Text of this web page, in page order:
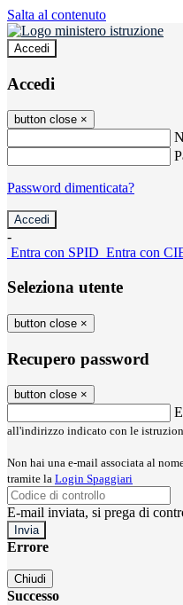
Salta al contenuto
Accedi
Accedi
button close ×
Password dimenticata?
-
Entra con SPID Entra con
Seleziona utente
button close ×
Recupero password
button close ×
all'indirizzo indicato con le
Non hai una e-mail associata al
tramite la Login Spaggiari
E-mail inviata, si prega di
Errore
Chiudi
Successo